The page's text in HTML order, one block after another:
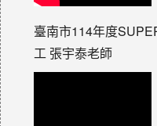
臺南市114年度
工 張宇泰老師